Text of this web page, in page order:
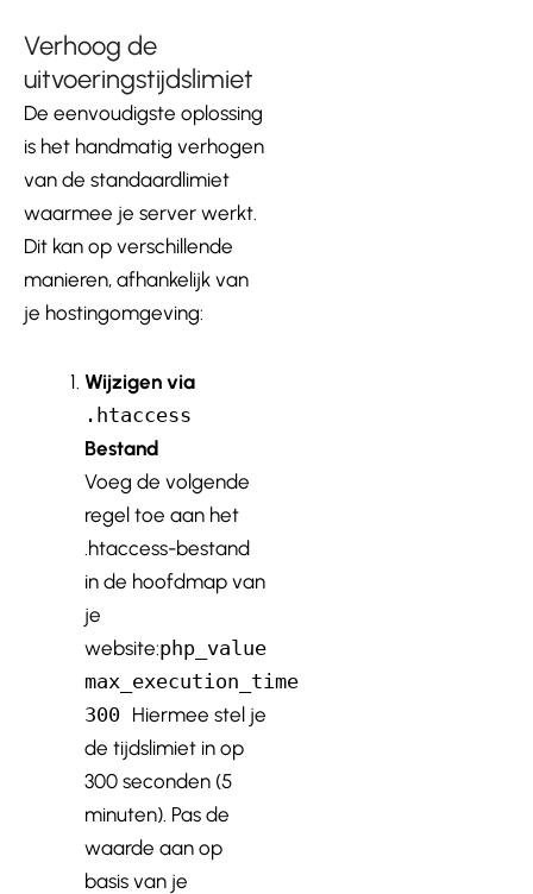
Verhoog de
uitvoeringstijdslimiet
De eenvoudigste oplossing
is het handmatig verhogen
van de standaardlimiet
waarmee je server werkt.
Dit kan op verschillende
manieren, afhankelijk van
je hostingomgeving:
Wijzigen via
.htaccess
Bestand
Voeg de volgende
regel toe aan het
.htaccess-bestand
in de hoofdmap van
je
website:php_value
max_execution_time
300 Hiermee stel je
de tijdslimiet in op
300 seconden (5
minuten). Pas de
waarde aan op
basis van je